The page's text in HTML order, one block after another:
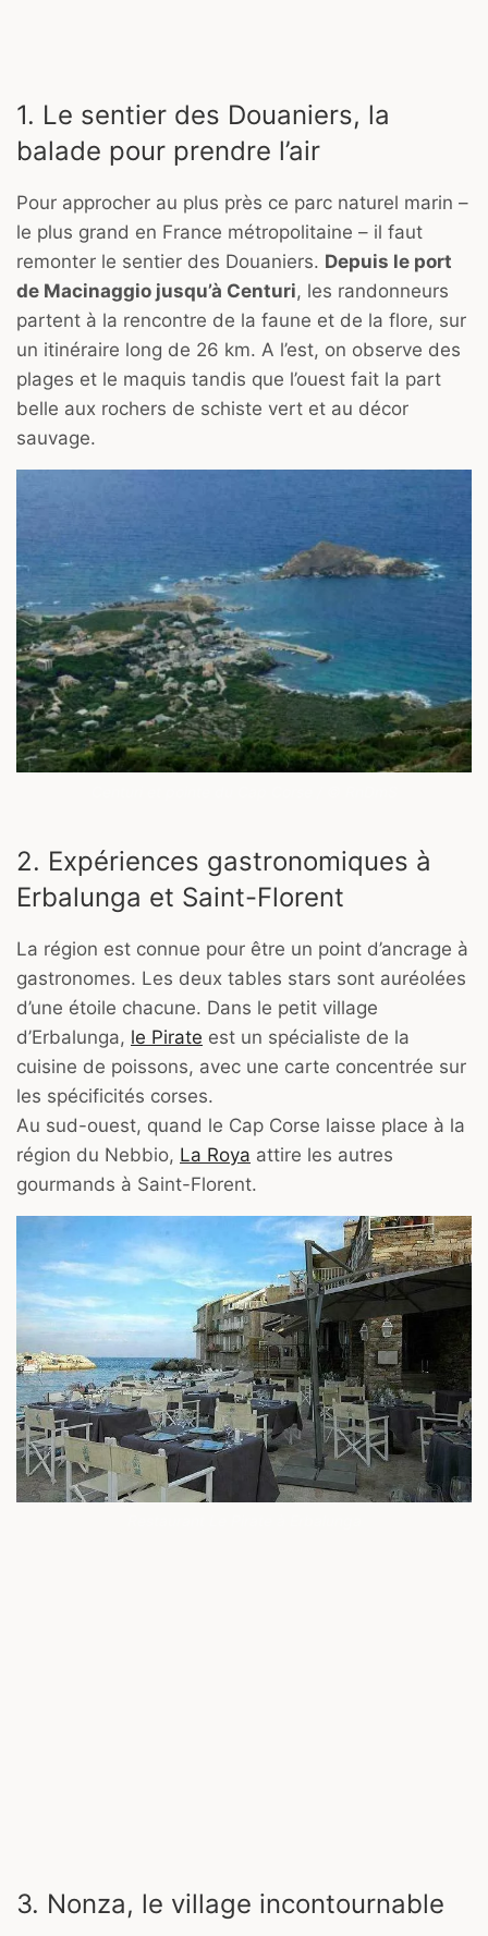
1. Le sentier des Douaniers, la
balade pour prendre l’air
Pour approcher au plus près ce parc naturel marin –
le plus grand en France métropolitaine – il faut
remonter le sentier des Douaniers. Depuis le port
de Macinaggio jusqu’à Centuri, les randonneurs
partent à la rencontre de la faune et de la flore, sur
un itinéraire long de 26 km. A l’est, on observe des
plages et le maquis tandis que l’ouest fait la part
belle aux rochers de schiste vert et au décor
sauvage.
2. Expériences gastronomiques à
Erbalunga et Saint-Florent
La région est connue pour être un point d’ancrage à
gastronomes. Les deux tables stars sont auréolées
d’une étoile chacune. Dans le petit village
d’Erbalunga, le Pirate est un spécialiste de la
cuisine de poissons, avec une carte concentrée sur
les spécificités corses.
Au sud-ouest, quand le Cap Corse laisse place à la
région du Nebbio, La Roya attire les autres
gourmands à Saint-Florent.
3. Nonza, le village incontournable